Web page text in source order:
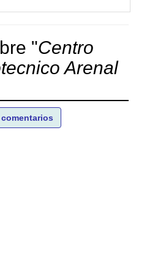
"Centro
Arenal